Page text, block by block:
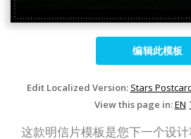
编辑此模板
Edit Localized Version: Stars
View this page in:EN
这款明信片模板是您下一个设计